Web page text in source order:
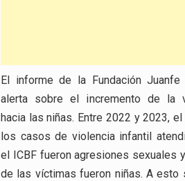
El informe de la Fundación Juanfe
alerta sobre el incremento de la
hacia las niñas. Entre 2022 y 2023, el
los casos de violencia infantil
el ICBF fueron agresiones sexuales
de las víctimas fueron niñas. A esto